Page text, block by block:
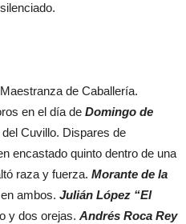
de Caballería.
en el día de Domingo de
Cuvillo. Dispares de
encastado quinto dentro de una
raza y fuerza. Morante de la
ambos. Julián López “El
y dos orejas. Andrés Roca Rey